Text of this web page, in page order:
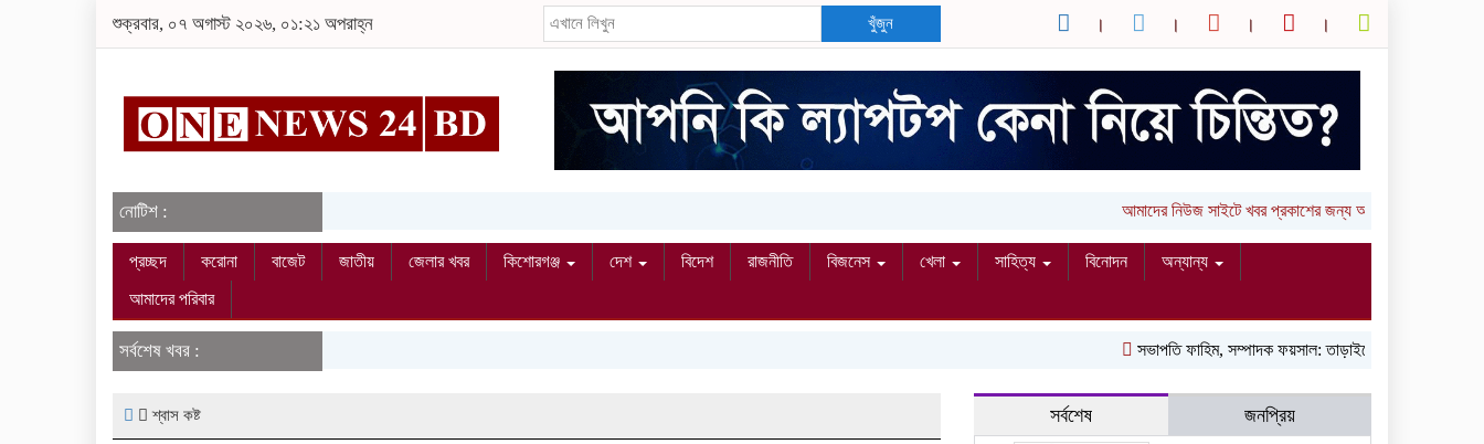
শুক্রবার, ০৭ অগাস্ট ২০২৬, ০১:২১ অপরাহ্ন খুঁজুন
নোটিশ : আমাদের নিউজ সাইটে খবর প্রকাশের জন্য আপনার লিখা (তথ্য,
প্রচ্ছদ করোনা বাজেট জাতীয় জেলার খবর কিশোরগঞ্জ দেশ বিদেশ রাজনীতি বিজনেস খেলা সাহিত্য বিনোদন
অন্যান্য
আমাদের পরিবার
সর্বশেষ খবর : সভাপতি ফাহিম, সম্পাদক ফয়সাল: তাড়াইলে ছাত্র অধিকার
শ্বাস কষ্ট সর্বশেষ জনপ্রিয়